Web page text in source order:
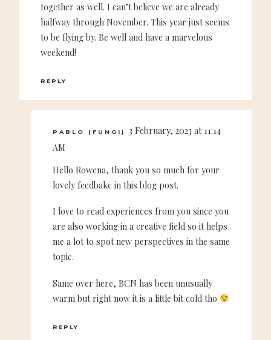
together as well. I can’t believe we are already
halfway through November. This year just seems
to be flying by. Be well and have a marvelous
weekend!
REPLY
PABLO (FUNGI)
3 February, 2023 at 11:14
AM
Hello Rowena, thank you so much for your
lovely feedbakc in this blog post.
I love to read experiences from you since you
are also working in a creative field so it helps
me a lot to spot new perspectives in the same
topic.
Same over here, BCN has been unusually
warm but right now it is a little bit cold tho
REPLY